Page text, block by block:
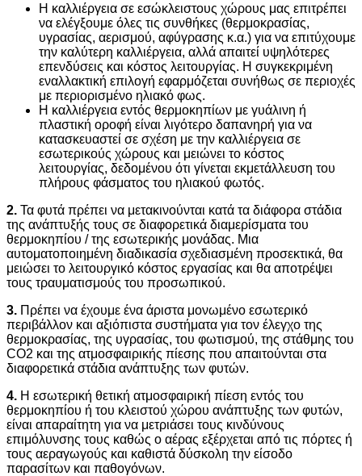
Η καλλιέργεια σε εσώκλειστους χώρους μας επιτρέπει
να ελέγξουμε όλες τις συνθήκες (θερμοκρασίας,
υγρασίας, αερισμού, αφύγρασης κ.α.) για να επιτύχουμε
την καλύτερη καλλιέργεια, αλλά απαιτεί υψηλότερες
επενδύσεις και κόστος λειτουργίας. Η συγκεκριμένη
εναλλακτική επιλογή εφαρμόζεται συνήθως σε περιοχές
με περιορισμένο ηλιακό φως.
Η καλλιέργεια εντός θερμοκηπίων με γυάλινη ή
πλαστική οροφή είναι λιγότερο δαπανηρή για να
κατασκευαστεί σε σχέση με την καλλιέργεια σε
εσωτερικούς χώρους και μειώνει το κόστος
λειτουργίας, δεδομένου ότι γίνεται εκμετάλλευση του
πλήρους φάσματος του ηλιακού φωτός.
2. Τα φυτά πρέπει να μετακινούνται κατά τα διάφορα στάδια
της ανάπτυξής τους σε διαφορετικά διαμερίσματα του
θερμοκηπίου / της εσωτερικής μονάδας. Μια
αυτοματοποιημένη διαδικασία σχεδιασμένη προσεκτικά, θα
μειώσει το λειτουργικό κόστος εργασίας και θα αποτρέψει
τους τραυματισμούς του προσωπικού.
3. Πρέπει να έχουμε ένα άριστα μονωμένο εσωτερικό
περιβάλλον και αξιόπιστα συστήματα για τον έλεγχο της
θερμοκρασίας, της υγρασίας, του φωτισμού, της στάθμης του
CO2 και της ατμοσφαιρικής πίεσης που απαιτούνται στα
διαφορετικά στάδια ανάπτυξης των φυτών.
4. Η εσωτερική θετική ατμοσφαιρική πίεση εντός του
θερμοκηπίου ή του κλειστού χώρου ανάπτυξης των φυτών,
είναι απαραίτητη για να μετριάσει τους κινδύνους
επιμόλυνσης τους καθώς ο αέρας εξέρχεται από τις πόρτες ή
τους αεραγωγούς και καθιστά δύσκολη την είσοδο
παρασίτων και παθογόνων.